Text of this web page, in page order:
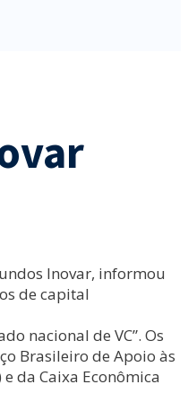
Inovar, informou
de capital
nacional de VC”. Os
Brasileiro de Apoio às
da Caixa Econômica